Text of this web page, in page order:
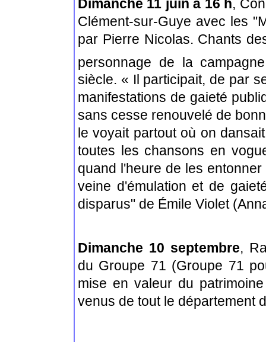
Dimanche 11 juin à 16 h,
Clément-sur-Guye avec les
par Pierre Nicolas. Chants
personnage de la
siècle. « Il participait, de par
manifestations de gaieté
sans cesse renouvelé de
le voyait partout où on
toutes les chansons en
quand l'heure de les
veine d'émulation et de
disparus" de Émile Violet
Dimanche 10 septembre,
du Groupe 71 (Groupe 71
mise en valeur du
venus de tout le département